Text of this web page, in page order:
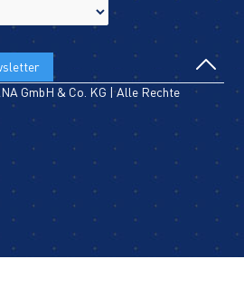
GmbH & Co. KG | Alle Rechte